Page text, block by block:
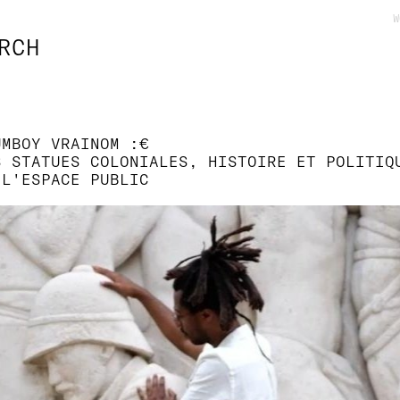
VRAINOM :€
STATUES COLONIALES, HISTOIRE ET
PUBLIC